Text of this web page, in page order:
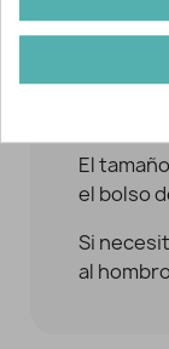
Asas
El
el bolso
Si
al